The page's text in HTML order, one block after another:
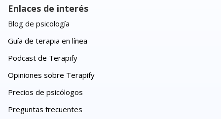
Enlaces de interés
Blog de psicología
Guía de terapia en línea
Podcast de Terapify
Opiniones sobre Terapify
Precios de psicólogos
Preguntas frecuentes